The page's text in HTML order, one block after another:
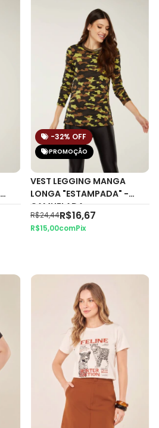
VEST LEGGING MANGA
LONGA "ESTAMPADA" -
CAMUFLADA
-32% OFF
PROMOÇÃO
R$24,44R$16,67
R$15,00comPix